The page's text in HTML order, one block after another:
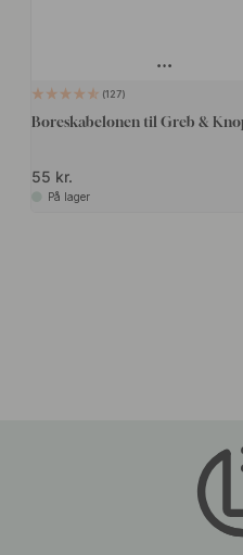
127
Boreskabelonen til Greb &
55 kr.
På lager